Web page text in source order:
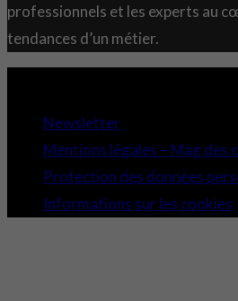
professionnels et les experts au
tendances d’un métier.
Newsletter
Mentions légales – Mag des
Protection des données
Informations sur les cookies